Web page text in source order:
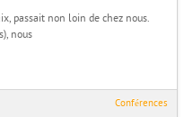
passait non loin de chez nous.
nous
Conférences